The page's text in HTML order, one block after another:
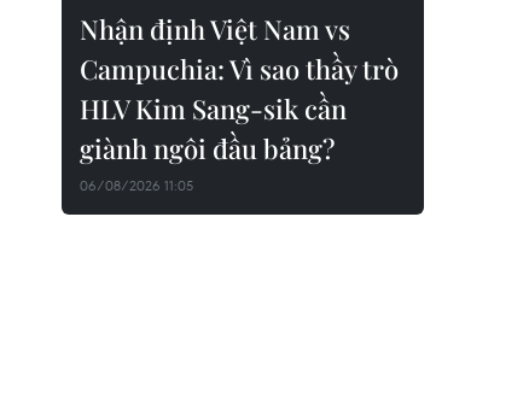
Nhận định Việt Nam vs
Campuchia: Vì sao thầy trò
HLV Kim Sang-sik cần
giành ngôi đầu bảng?
06/08/2026 11:05